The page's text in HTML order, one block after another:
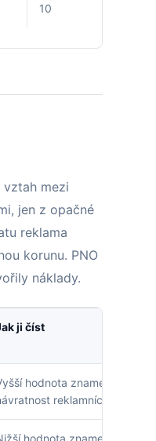
10
mezi
jen z opačné
reklama
korunu. PNO
náklady.
ji číst
hodnota znamená vyšší
reklamních výdajů.
hodnota znamená menší